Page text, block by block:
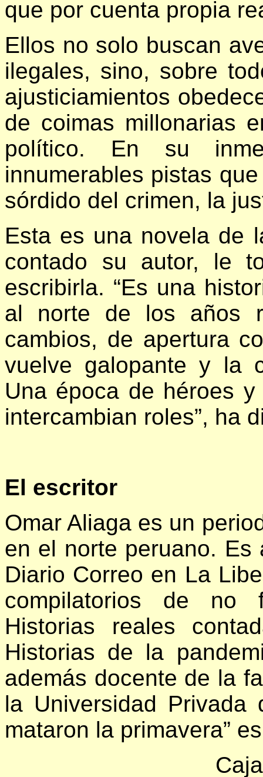
que por cuenta propia
Ellos no solo buscan
ilegales, sino, sobre
ajusticiamientos
de coimas millonarias
político. En su
innumerables pistas
sórdido del crimen, la
Esta es una novela de
contado su autor, le
escribirla. “Es una
al norte de los años
cambios, de apertura
vuelve galopante y la
Una época de héroes
intercambian roles”, ha
El escritor
Omar Aliaga es un
en el norte peruano. Es
Diario Correo en La
compilatorios de no
Historias reales
Historias de la
además docente de la
la Universidad Privada
mataron la primavera”